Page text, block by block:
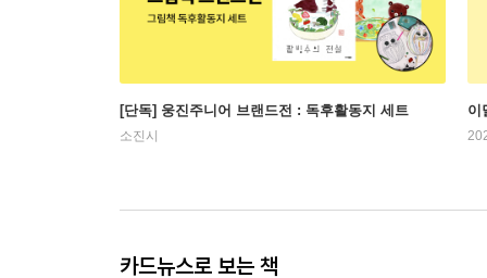
[단독] 웅진주니어 브랜드전 : 독후활동지 세트
소진시
이
카드뉴스로 보는 책